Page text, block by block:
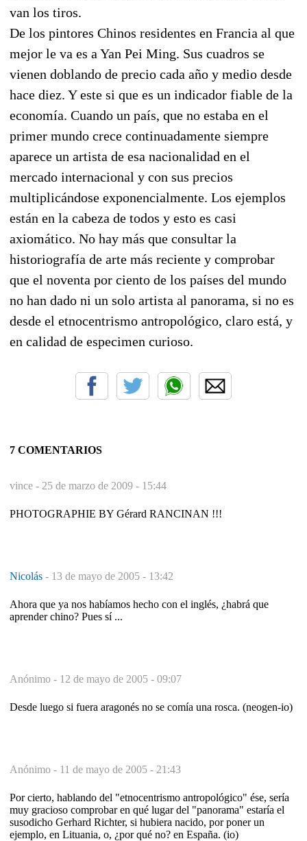
van los tiros.
De los pintores Chinos residentes en Francia al que
mejor le va es a Yan Pei Ming. Sus cuadros se
vienen doblando de precio cada año y medio desde
hace diez. Y este si que es un indicador fiable de la
economía. Cuando un país, que no estaba en el
primer mundo crece continuadamente siempre
aparece un artista de esa nacionalidad en el
mercado internacional y con sus precios
multiplicándose exponencialmente. Los ejemplos
están en la cabeza de todos y esto es casi
axiomático. No hay más que consultar la
historiografía de arte más reciente y comprobar
que el noventa por ciento de los países del mundo
no han dado ni un solo artista al panorama, si no es
desde el etnocentrismo antropológico, claro está, y
en calidad de especimen curioso.
7 COMENTARIOS
vince - 25 de marzo de 2009 - 15:44
PHOTOGRAPHIE BY Gérard RANCINAN !!!
Nicolás - 13 de mayo de 2005 - 13:42
Ahora que ya nos habíamos hecho con el inglés, ¿habrá que
aprender chino? Pues sí ...
Anónimo - 12 de mayo de 2005 - 09:07
Desde luego si fuera aragonés no se comía una rosca. (neogen-io)
Anónimo - 11 de mayo de 2005 - 21:43
Por cierto, hablando del "etnocentrismo antropológico" ése, sería
muy gracioso comprobar en qué lugar del "panorama" estaría el
susodicho Gerhard Richter, si hubiera nacido, por poner un
ejemplo, en Lituania, o, ¿por qué no? en España. (io)